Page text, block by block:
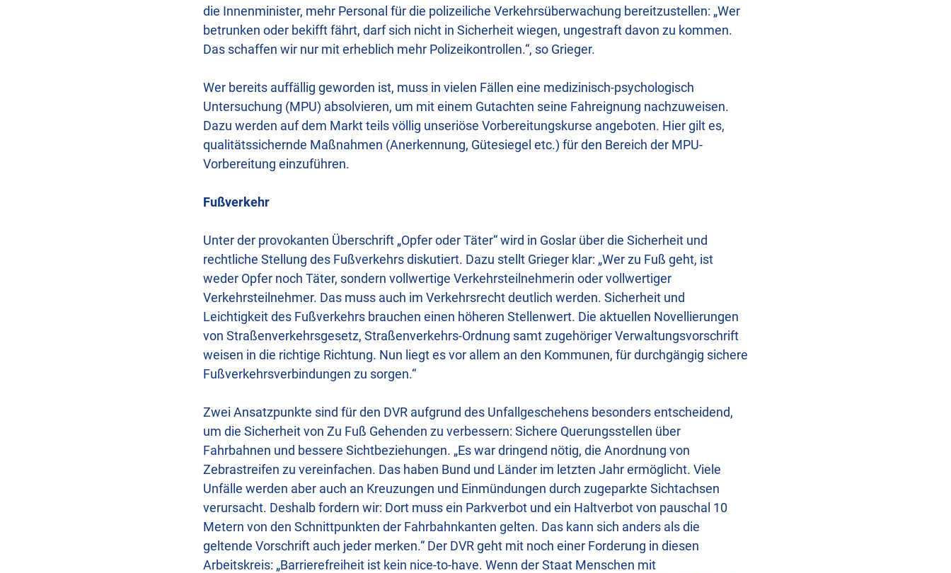
die Innenminister, mehr Personal für die polizeiliche Verkehrsüberwachung bereitzustellen: „Wer
betrunken oder bekifft fährt, darf sich nicht in Sicherheit wiegen, ungestraft davon zu kommen.
Das schaffen wir nur mit erheblich mehr Polizeikontrollen.“, so Grieger.
Wer bereits auffällig geworden ist, muss in vielen Fällen eine medizinisch-psychologisch
Untersuchung (MPU) absolvieren, um mit einem Gutachten seine Fahreignung nachzuweisen.
Dazu werden auf dem Markt teils völlig unseriöse Vorbereitungskurse angeboten. Hier gilt es,
qualitätssichernde Maßnahmen (Anerkennung, Gütesiegel etc.) für den Bereich der MPU-
Vorbereitung einzuführen.
Fußverkehr
Unter der provokanten Überschrift „Opfer oder Täter“ wird in Goslar über die Sicherheit und
rechtliche Stellung des Fußverkehrs diskutiert. Dazu stellt Grieger klar: „Wer zu Fuß geht, ist
weder Opfer noch Täter, sondern vollwertige Verkehrsteilnehmerin oder vollwertiger
Verkehrsteilnehmer. Das muss auch im Verkehrsrecht deutlich werden. Sicherheit und
Leichtigkeit des Fußverkehrs brauchen einen höheren Stellenwert. Die aktuellen Novellierungen
von Straßenverkehrsgesetz, Straßenverkehrs-Ordnung samt zugehöriger Verwaltungsvorschrift
weisen in die richtige Richtung. Nun liegt es vor allem an den Kommunen, für durchgängig sichere
Fußverkehrsverbindungen zu sorgen.“
Zwei Ansatzpunkte sind für den DVR aufgrund des Unfallgeschehens besonders entscheidend,
um die Sicherheit von Zu Fuß Gehenden zu verbessern: Sichere Querungsstellen über
Fahrbahnen und bessere Sichtbeziehungen. „Es war dringend nötig, die Anordnung von
Zebrastreifen zu vereinfachen. Das haben Bund und Länder im letzten Jahr ermöglicht. Viele
Unfälle werden aber auch an Kreuzungen und Einmündungen durch zugeparkte Sichtachsen
verursacht. Deshalb fordern wir: Dort muss ein Parkverbot und ein Haltverbot von pauschal 10
Metern von den Schnittpunkten der Fahrbahnkanten gelten. Das kann sich anders als die
geltende Vorschrift auch jeder merken.“ Der DVR geht mit noch einer Forderung in diesen
Arbeitskreis: „Barrierefreiheit ist kein nice-to-have. Wenn der Staat Menschen mit